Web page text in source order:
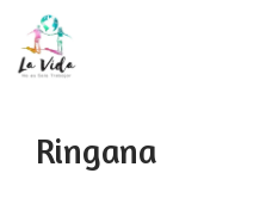
Saltar
Ringana